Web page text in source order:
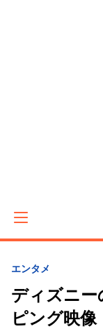
エンタメ
ディズニ
ピング映